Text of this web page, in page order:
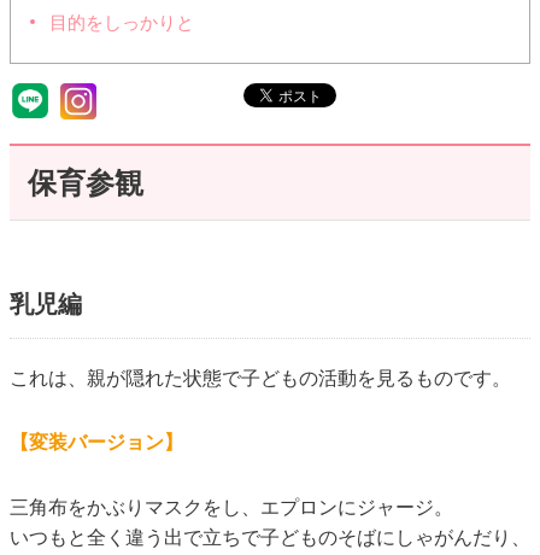
目的をしっかりと
保育参観
乳児編
これは、親が隠れた状態で子どもの活動を見るものです。
【変装バージョン】
三角布をかぶりマスクをし、エプロンにジャージ。
いつもと全く違う出で立ちで子どものそばにしゃがんだり、